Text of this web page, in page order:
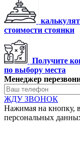
стоимости стоянки
Получите
по выбору места
Менеджер
ЖДУ ЗВОНОК
Нажимая на кнопку,
персональных